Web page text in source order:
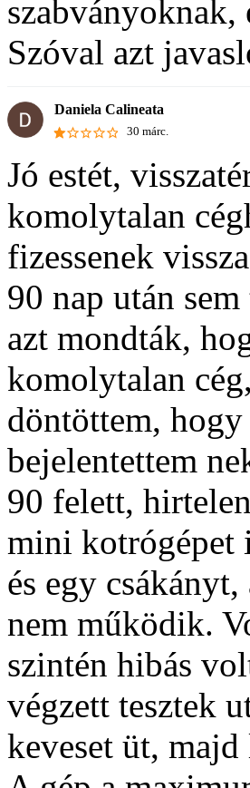
szabványoknak,
Szóval azt
Daniela Calineata
30 márc.
Jó estét,
komolytalan
fizessenek
90 nap után
azt mondták,
komolytalan
döntöttem,
bejelentettem
90 felett,
mini kotrógépet
és egy
nem működik.
szintén hibás
végzett tesztek
keveset üt,